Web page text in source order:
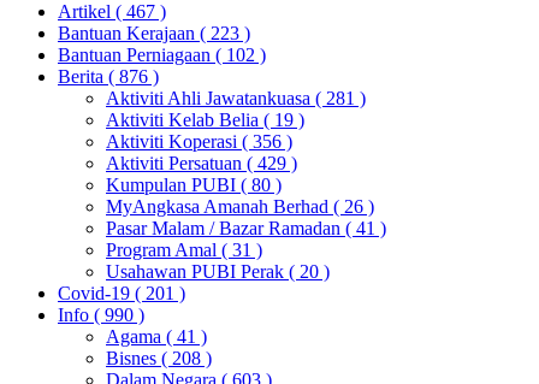
Artikel ( 467 )
Bantuan Kerajaan ( 223 )
Bantuan Perniagaan ( 102 )
Berita ( 876 )
Aktiviti Ahli Jawatankuasa ( 281 )
Aktiviti Kelab Belia ( 19 )
Aktiviti Koperasi ( 356 )
Aktiviti Persatuan ( 429 )
Kumpulan PUBI ( 80 )
MyAngkasa Amanah Berhad ( 26 )
Pasar Malam / Bazar Ramadan ( 41 )
Program Amal ( 31 )
Usahawan PUBI Perak ( 20 )
Covid-19 ( 201 )
Info ( 990 )
Agama ( 41 )
Bisnes ( 208 )